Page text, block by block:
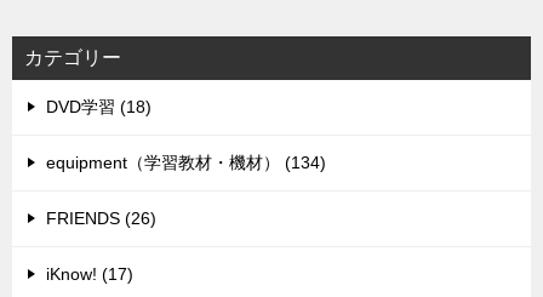
カテゴリー
DVD学習 (18)
equipment（学習教材・機材） (134)
FRIENDS (26)
iKnow! (17)